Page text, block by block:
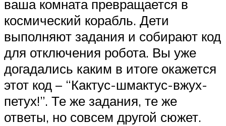
ваша комната превращается в
космический корабль. Дети
выполняют задания и собирают код
для отключения робота. Вы уже
догадались каким в итоге окажется
этот код – “Кактус-шмактус-вжух-
петух!”. Те же задания, те же
ответы, но совсем другой сюжет.